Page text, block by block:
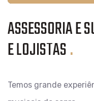
ASSESSORIA E
E LOJISTAS.
Temos grande